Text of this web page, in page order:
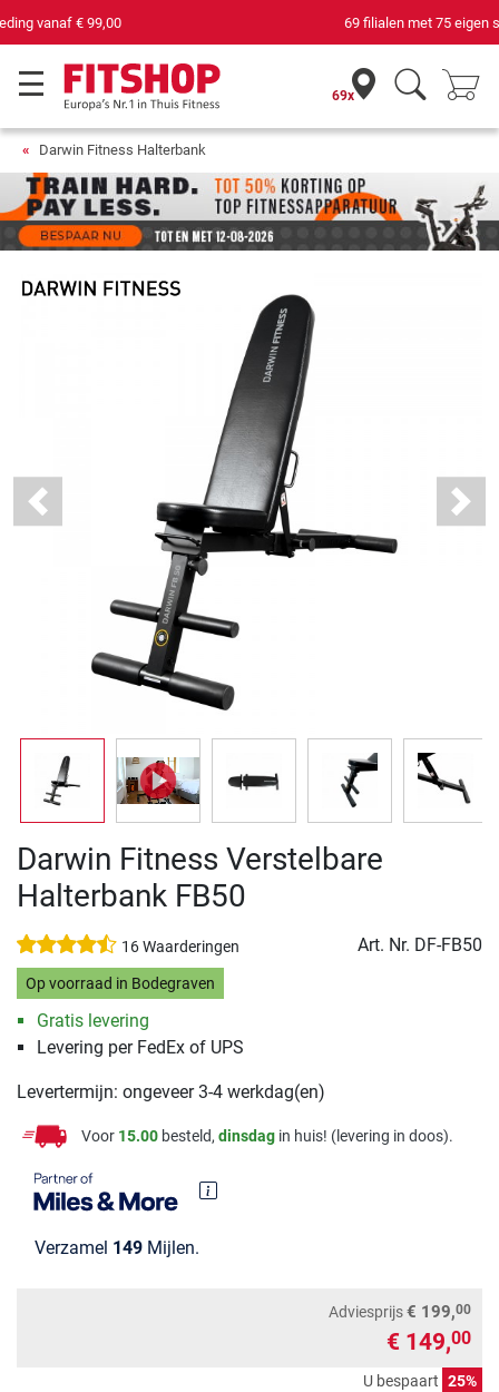
69 filialen met 75 eigen servicemonteurs
69x
Darwin Fitness Halterbank
Previous Next
Darwin Fitness Verstelbare
Halterbank FB50
16 Waarderingen Art. Nr. DF-FB50
Op voorraad in Bodegraven
Gratis levering
Levering per FedEx of UPS
Levertermijn: ongeveer 3-4 werkdag(en)
Voor 15.00 besteld, dinsdag in huis! (levering in doos).
Verzamel 149 Mijlen.
Adviesprijs€ 199,00
€ 149,00
U bespaart 25%